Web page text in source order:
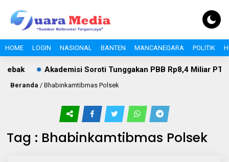
HOME LOGIN NASIONAL BANTEN MANCANEGARA POLITIK
Akademisi Soroti Tunggakan PBB Rp8,4 Miliar PT
Beranda / Bhabinkamtibmas Polsek
Tag : Bhabinkamtibmas Polsek